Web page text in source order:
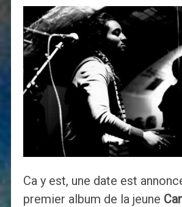
Ca y est, une date est
premier album de la jeune